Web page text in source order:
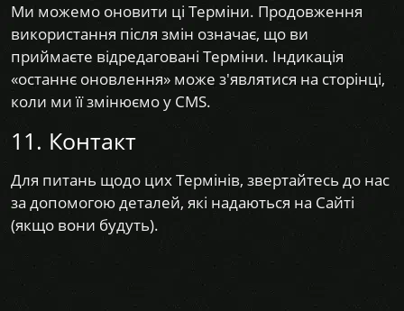
Ми можемо оновити ці Терміни. Продовження
використання після змін означає, що ви
приймаєте відредаговані Терміни. Індикація
«останнє оновлення» може з'являтися на сторінці,
коли ми її змінюємо у CMS.
11. Контакт
Для питань щодо цих Термінів, звертайтесь до нас
за допомогою деталей, які надаються на Сайті
(якщо вони будуть).